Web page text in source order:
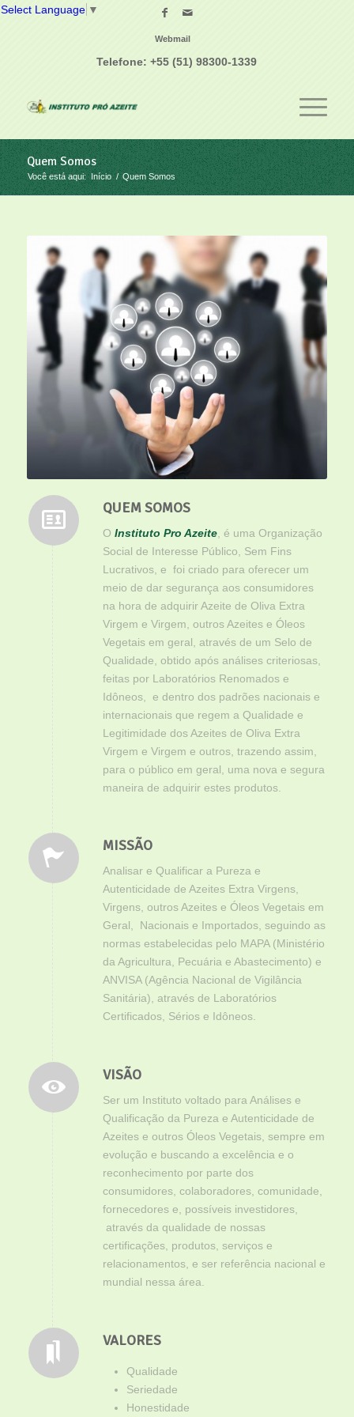
Webmail
Telefone: +55 (51) 98300-1339
Quem Somos
Você está aqui: Início / Quem Somos
QUEM SOMOS
O Instituto Pro Azeite, é uma Organização
Social de Interesse Público, Sem Fins
Lucrativos, e foi criado para oferecer um
meio de dar segurança aos consumidores
na hora de adquirir Azeite de Oliva Extra
Virgem e Virgem, outros Azeites e Óleos
Vegetais em geral, através de um Selo de
Qualidade, obtido após análises criteriosas,
feitas por Laboratórios Renomados e
Idôneos, e dentro dos padrões nacionais e
internacionais que regem a Qualidade e
Legitimidade dos Azeites de Oliva Extra
Virgem e Virgem e outros, trazendo assim,
para o público em geral, uma nova e segura
maneira de adquirir estes produtos.
MISSÃO
Analisar e Qualificar a Pureza e
Autenticidade de Azeites Extra Virgens,
Virgens, outros Azeites e Óleos Vegetais em
Geral, Nacionais e Importados, seguindo as
normas estabelecidas pelo MAPA (Ministério
da Agricultura, Pecuária e Abastecimento) e
ANVISA (Agência Nacional de Vigilância
Sanitária), através de Laboratórios
Certificados, Sérios e Idôneos.
VISÃO
Ser um Instituto voltado para Análises e
Qualificação da Pureza e Autenticidade de
Azeites e outros Óleos Vegetais, sempre em
evolução e buscando a excelência e o
reconhecimento por parte dos
consumidores, colaboradores, comunidade,
fornecedores e, possíveis investidores,
através da qualidade de nossas
certificações, produtos, serviços e
relacionamentos, e ser referência nacional e
mundial nessa área.
VALORES
Qualidade
Seriedade
Honestidade
Select Language ▼